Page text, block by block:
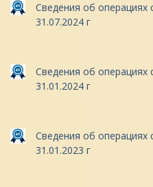
Сведения об операциях
31.07.2024 г
Сведения об операциях
31.01.2024 г
Сведения об операциях
31.01.2023 г